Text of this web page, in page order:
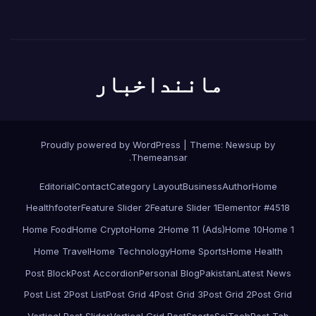
ماننداخبار
Proudly powered by WordPress Theme: Newsup by
Themeansar
.
Home
Author
Business
Category Layout
Contact
Editorial
Elementor #4518
Feature Slider 1
Feature Slider 2
footer
Health
Home 1
Home 10
Home 11 (Ads)
Home 2
Home Crypto
Home Food
Home Health
Home Sports
Home Technology
Home Travel
Latest News
Pakistan
Personal Blog
Post Accordion
Post Block
Post Grid
Post Grid 2
Post Grid 3
Post Grid 4
Post List
Post List 2